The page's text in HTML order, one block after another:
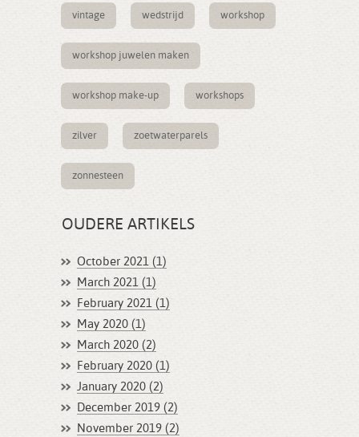
vintage wedstrijd workshop
workshop juwelen maken
workshop make-up workshops
zilver zoetwaterparels
zonnesteen
OUDERE ARTIKELS
October 2021 (1)
March 2021 (1)
February 2021 (1)
May 2020 (1)
March 2020 (2)
February 2020 (1)
January 2020 (2)
December 2019 (2)
November 2019 (2)